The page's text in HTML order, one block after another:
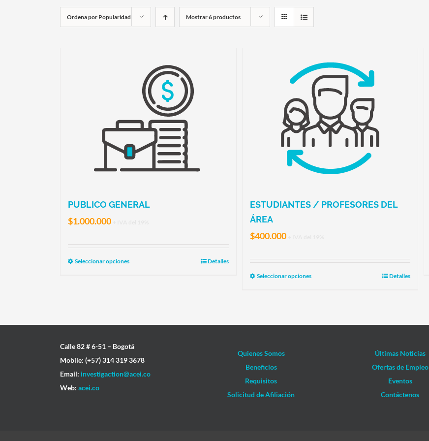
Ordena por Popularidad Mostrar6 productos
PUBLICO GENERAL
$1.000.000
Seleccionar opciones Detalles
ESTUDIANTES / PROFESORES DEL
ÁREA
$400.000
Seleccionar opciones Detalles
Calle 82 # 6-51 – Bogotá
Mobile: (+57) 314 319 3678
Email: investigaction@acei.co
Web: acei.co
Quienes Somos
Beneficios
Requisitos
Solicitud de Afiliación
Últimas Noticias
Ofertas de Empleo
Eventos
Contáctenos